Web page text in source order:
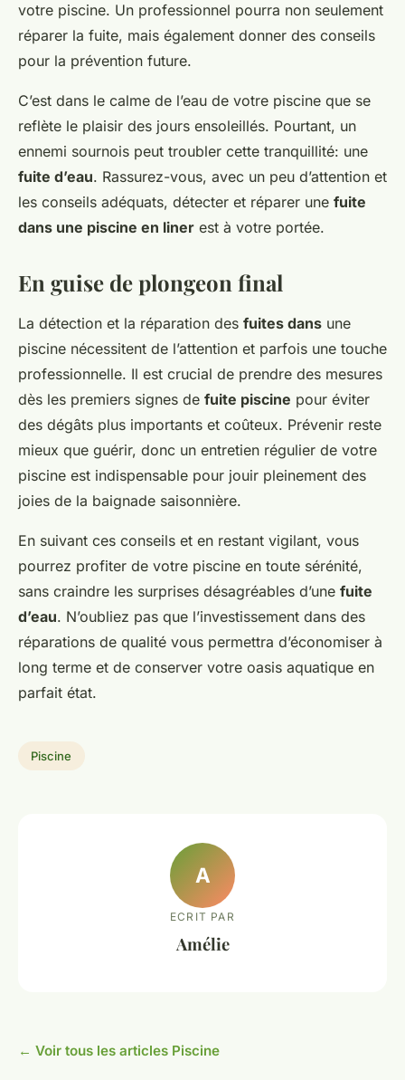
votre piscine. Un professionnel pourra non seulement
réparer la fuite, mais également donner des conseils
pour la prévention future.
C’est dans le calme de l’eau de votre piscine que se
reflète le plaisir des jours ensoleillés. Pourtant, un
ennemi sournois peut troubler cette tranquillité: une
fuite d’eau. Rassurez-vous, avec un peu d’attention et
les conseils adéquats, détecter et réparer une fuite
dans une piscine en liner est à votre portée.
En guise de plongeon final
La détection et la réparation des fuites dans une
piscine nécessitent de l’attention et parfois une touche
professionnelle. Il est crucial de prendre des mesures
dès les premiers signes de fuite piscine pour éviter
des dégâts plus importants et coûteux. Prévenir reste
mieux que guérir, donc un entretien régulier de votre
piscine est indispensable pour jouir pleinement des
joies de la baignade saisonnière.
En suivant ces conseils et en restant vigilant, vous
pourrez profiter de votre piscine en toute sérénité,
sans craindre les surprises désagréables d’une fuite
d’eau. N’oubliez pas que l’investissement dans des
réparations de qualité vous permettra d’économiser à
long terme et de conserver votre oasis aquatique en
parfait état.
Piscine
A
ECRIT PAR
Amélie
← Voir tous les articles Piscine